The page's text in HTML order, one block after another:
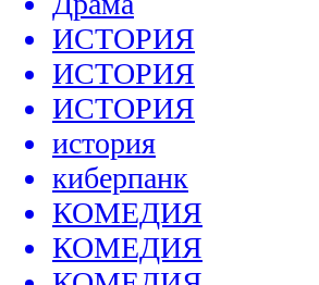
ИСТОРИЯ
ИСТОРИЯ
ИСТОРИЯ
история
киберпанк
КОМЕДИЯ
КОМЕДИЯ